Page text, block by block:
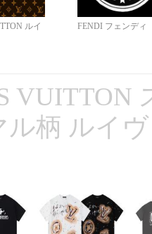
ルイ
FENDI フェンディ
VUITTON
ル柄 ルイ